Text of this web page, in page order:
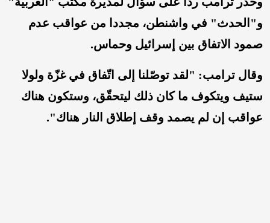
و"الحدث" في واشنطن، مجددا من عواقب عدم
صمود الاتفاق بين إسرائيل وحماس.
وقال ترامب: "لقد توصّلنا إلى اتّفاق في غزّة ولولا
ستيف ويتكوف ما كان ذلك ليتحقّق، وستكون هناك
عواقب إن لم يصمد وقف إطلاق النار هناك".